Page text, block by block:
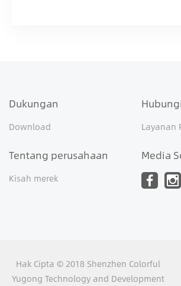
Dukungan
Download Layanan
Tentang perusahaan
Kisah merek
Media
Hak Cipta © 2018 Shenzhen Colorful
Yugong Technology and Development